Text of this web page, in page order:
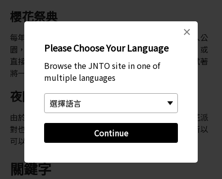
Please Choose Your Language
Browse the JNTO site in one of
multiple languages
Continue
×
櫻花祭典
每年當千株櫻樹同時開放時，四面八方的人潮便會湧入公
園，野餐狂歡。您也不妨一同歡慶。自備食物和飲料，或
直接向當地小吃攤販購買。還可嘗試一些慶典遊戲，試著
將一些獎品帶回家。
夜間燈光
由於櫻樹上已精心布置了燈光照明，就算太陽下山櫻花派
對也不會因此結束。大部分的攤販也會營業至很晚，所以
可以一路狂歡到深夜。
關鍵字